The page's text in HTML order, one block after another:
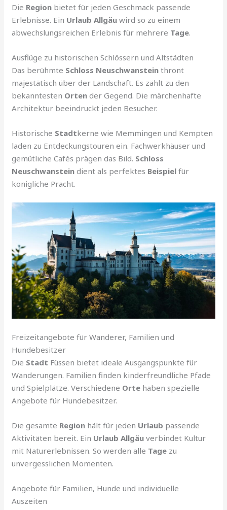
Die Region bietet für jeden Geschmack passende
Erlebnisse. Ein Urlaub Allgäu wird so zu einem
abwechslungsreichen Erlebnis für mehrere Tage.
Ausflüge zu historischen Schlössern und Altstädten
Das berühmte Schloss Neuschwanstein thront
majestätisch über der Landschaft. Es zählt zu den
bekanntesten Orten der Gegend. Die märchenhafte
Architektur beeindruckt jeden Besucher.
Historische Stadtkerne wie Memmingen und Kempten
laden zu Entdeckungstouren ein. Fachwerkhäuser und
gemütliche Cafés prägen das Bild. Schloss
Neuschwanstein dient als perfektes Beispiel für
königliche Pracht.
Freizeitangebote für Wanderer, Familien und
Hundebesitzer
Die Stadt Füssen bietet ideale Ausgangspunkte für
Wanderungen. Familien finden kinderfreundliche Pfade
und Spielplätze. Verschiedene Orte haben spezielle
Angebote für Hundebesitzer.
Die gesamte Region hält für jeden Urlaub passende
Aktivitäten bereit. Ein Urlaub Allgäu verbindet Kultur
mit Naturerlebnissen. So werden alle Tage zu
unvergesslichen Momenten.
Angebote für Familien, Hunde und individuelle
Auszeiten